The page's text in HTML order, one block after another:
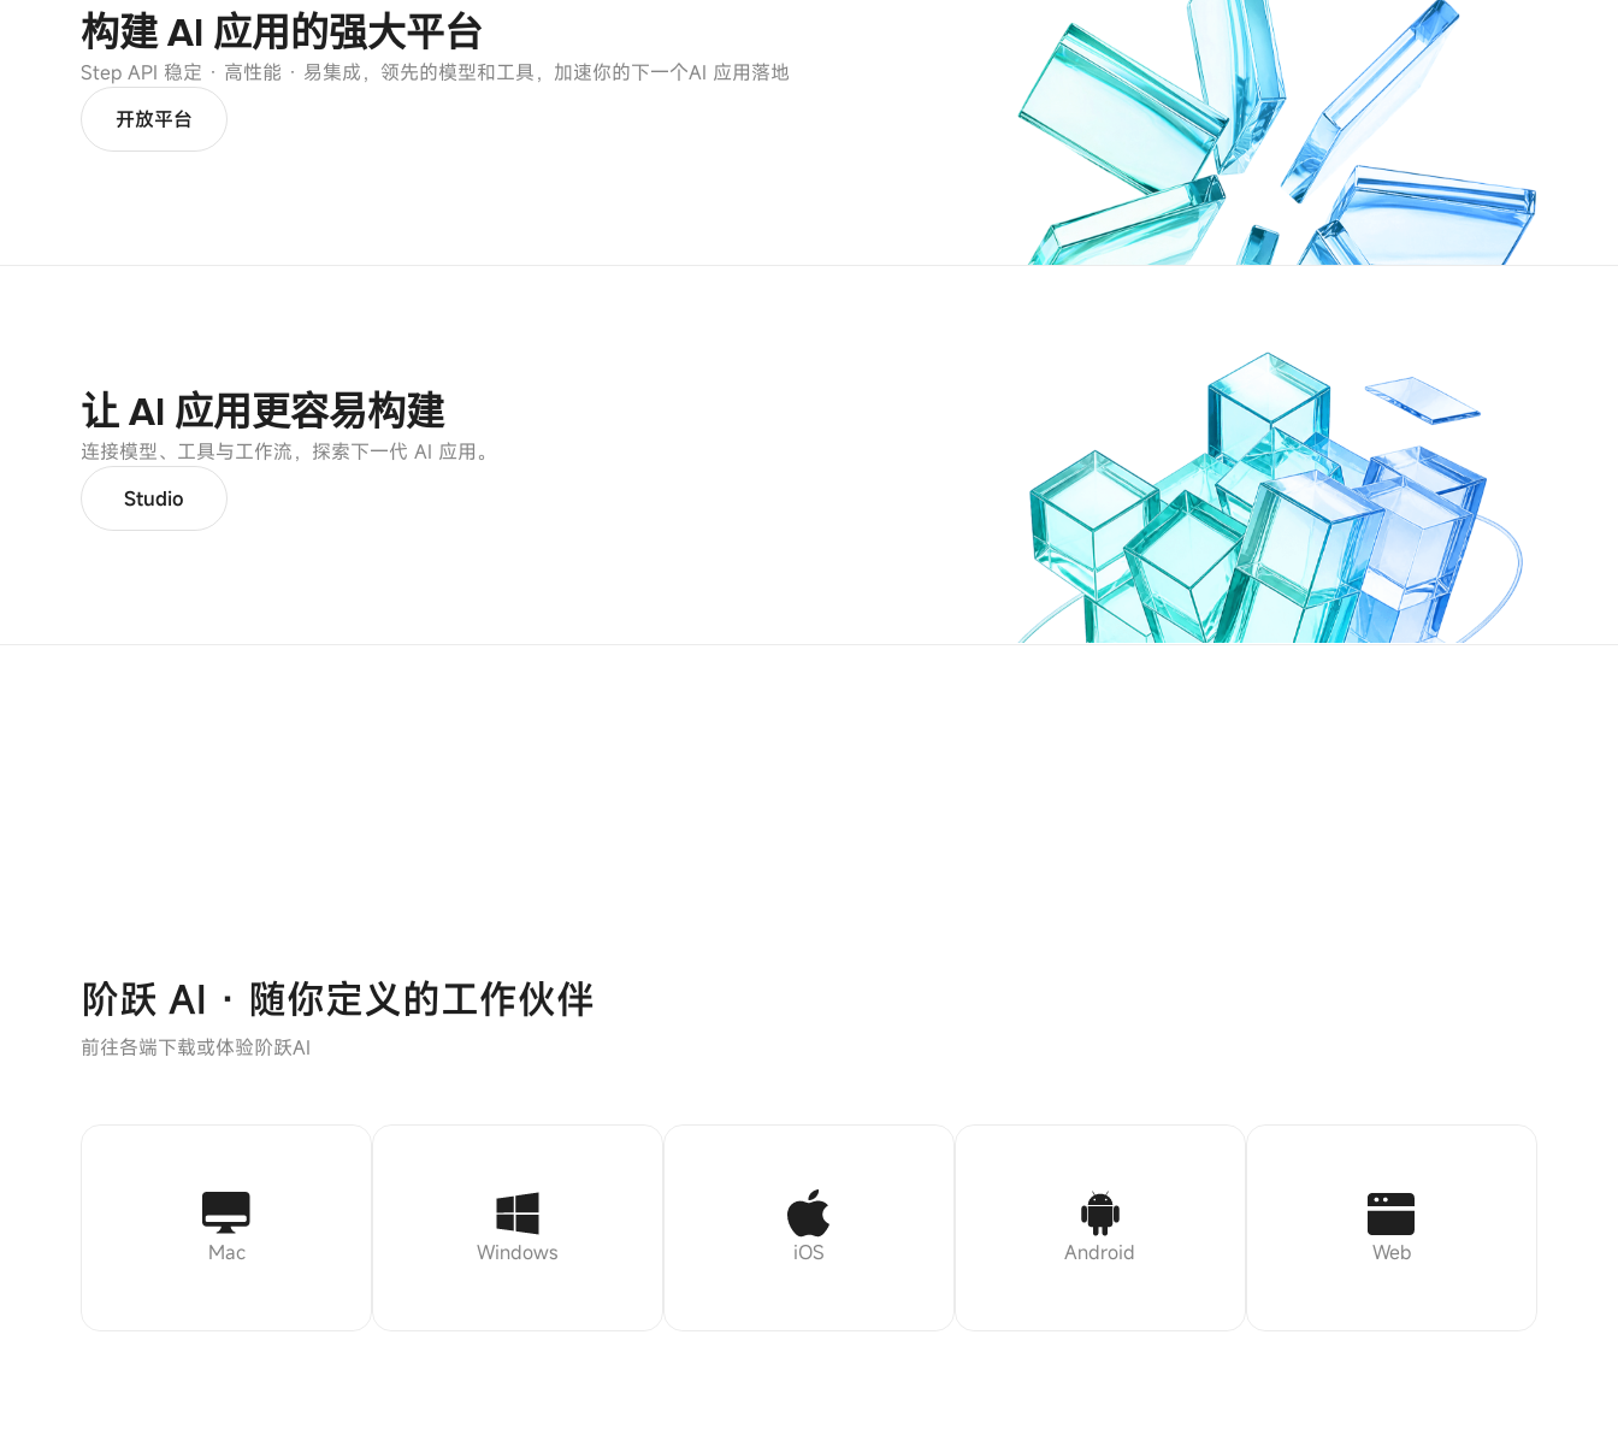
构建 AI 应用的强大平台
Step API 稳定 · 高性能 · 易集成，领先的模型和工具，加速你的下一个AI 应用落地
开放平台
让 AI 应用更容易构建
连接模型、工具与工作流，探索下一代 AI 应用。
Studio
阶跃 AI · 随你定义的工作伙伴
前往各端下载或体验阶跃AI
Mac Windows iOS Android Web